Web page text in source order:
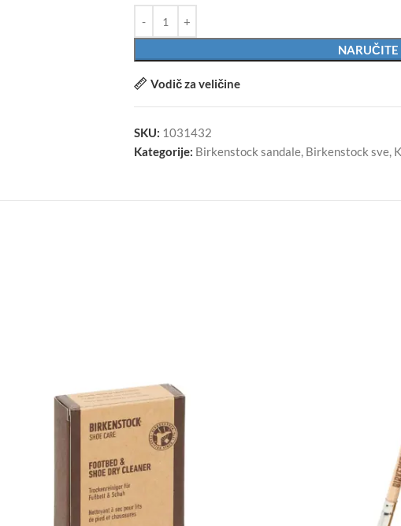
NARUČITE
Vodič za veličine
SKU: 1031432
Kategorije: Birkenstock sandale, Birkenstock sve,